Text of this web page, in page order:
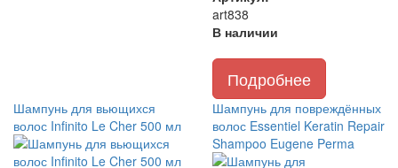
art838
В наличии
Подробнее
Шампунь для вьющихся
волос Infinito Le Cher 500 мл
Шампунь для повреждённых
волос Essentiel Keratin Repair
Shampoo Eugene Perma